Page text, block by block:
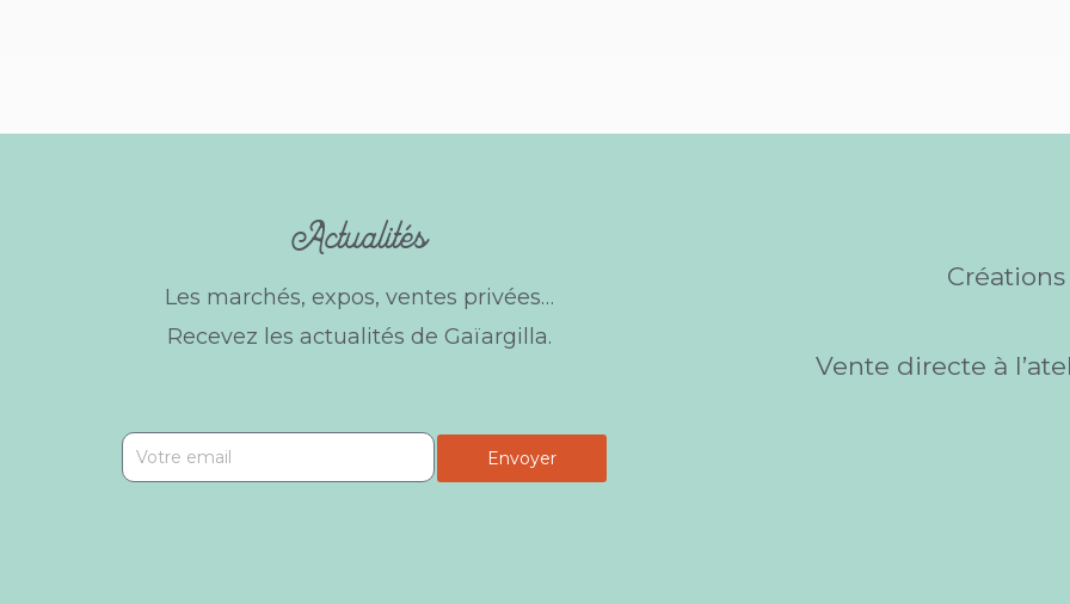
Actualités
Les marchés, expos, ventes privées…
Recevez les actualités de Gaïargilla.
Envoyer
Vente directe à